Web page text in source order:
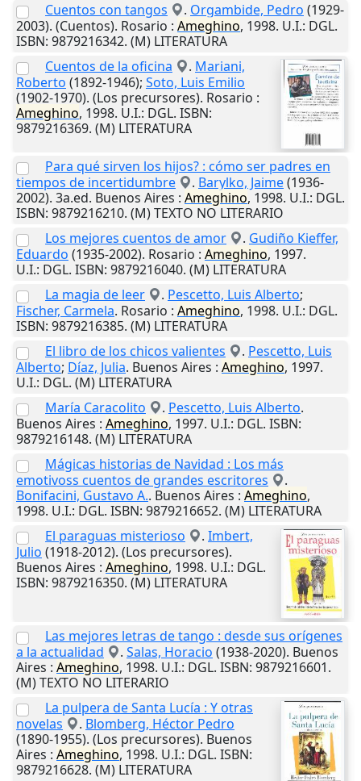
Cuentos con tangos
. Orgambide, Pedro (1929-
2003). (Cuentos). Rosario : Ameghino, 1998. U.I.: DGL.
ISBN: 9879216342. (M) LITERATURA
Cuentos de la oficina
. Mariani,
Roberto (1892-1946); Soto, Luis Emilio
(1902-1970). (Los precursores). Rosario :
Ameghino, 1998. U.I.: DGL. ISBN:
9879216369. (M) LITERATURA
Para qué sirven los hijos? : cómo ser padres en
tiempos de incertidumbre
. Barylko, Jaime(1936-
2002). 3a.ed. Buenos Aires : Ameghino, 1998. U.I.: DGL.
ISBN: 9879216210. (M) TEXTO NO LITERARIO
Los mejores cuentos de amor
. Gudiño Kieffer,
Eduardo (1935-2002). Rosario : Ameghino, 1997.
U.I.: DGL. ISBN: 9879216040. (M) LITERATURA
La magia de leer
. Pescetto, Luis Alberto;
Fischer, Carmela. Rosario : Ameghino, 1998. U.I.: DGL.
ISBN: 9879216385. (M) LITERATURA
El libro de los chicos valientes
. Pescetto, Luis
Alberto; Díaz, Julia. Buenos Aires : Ameghino, 1997.
U.I.: DGL. (M) LITERATURA
María Caracolito
. Pescetto, Luis Alberto.
Buenos Aires : Ameghino, 1997. U.I.: DGL. ISBN:
9879216148. (M) LITERATURA
Mágicas historias de Navidad : Los más
emotivoss cuentos de grandes escritores
.
Bonifacini, Gustavo A.. Buenos Aires : Ameghino,
1998. U.I.: DGL. ISBN: 9879216652. (M) LITERATURA
El paraguas misterioso
. Imbert,
Julio (1918-2012). (Los precursores).
Buenos Aires : Ameghino, 1998. U.I.: DGL.
ISBN: 9879216350. (M) LITERATURA
Las mejores letras de tango : desde sus orígenes
a la actualidad
. Salas, Horacio (1938-2020). Buenos
Aires : Ameghino, 1998. U.I.: DGL. ISBN: 9879216601.
(M) TEXTO NO LITERARIO
La pulpera de Santa Lucía : Y otras
novelas
. Blomberg, Héctor Pedro
(1890-1955). (Los precursores). Buenos
Aires : Ameghino, 1998. U.I.: DGL. ISBN:
9879216628. (M) LITERATURA